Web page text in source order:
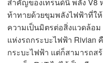
ท้าทายด้วยขุมพลังไฟฟ้าที่ใ
ความเป็นมิตรต่อสิ่งแวดล้อม
แห่งรถกระบะไฟฟ้า Rivian
กระบะไฟฟ้า แต่ก็สามารถส